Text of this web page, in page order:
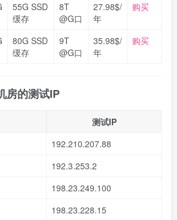
55G SSD
缓存
8T
@G口
27.98$/
年
购买
80G SSD
缓存
9T
@G口
35.98$/
年
购买
房的测试IP
测试IP
192.210.207.88
192.3.253.2
198.23.249.100
198.23.228.15